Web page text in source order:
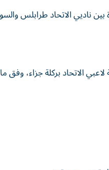
جنوب العاصمة، بعد مباراة بين ناديي الاتحاد
الاتحاد بركلة جزاء، وفق